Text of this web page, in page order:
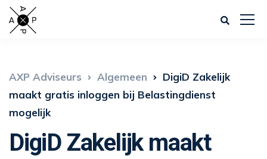
AXP Adviseurs Algemeen
DigiD Zakelijk
maakt gratis inloggen bij Belastingdienst
mogelijk
DigiD Zakelijk maakt